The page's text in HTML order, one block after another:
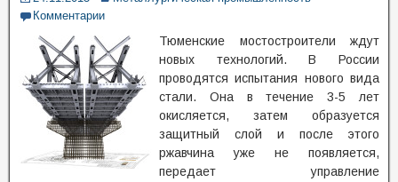
Комментарии
Тюменские мостостроители ждут
новых технологий. В России
проводятся испытания нового вида
стали. Она в течение 3-5 лет
окисляется, затем образуется
защитный слой и после этого
ржавчина уже не появляется,
передает управление